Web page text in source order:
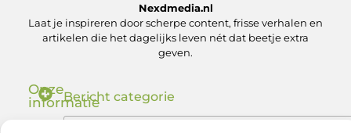
Nexdmedia.nl
Laat je inspireren door scherpe content, frisse verhalen en
artikelen die het dagelijks leven nét dat beetje extra
geven.
Onze
informatieBericht categorie